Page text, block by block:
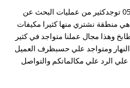
شراء اثاث مستعمل بالرياض 0500103738 توجدكثير من عمليات البحث عن
منطقة نشتري منها كثيرا مكيفات
وهذا مجال عملنا متواجد في كثير
ومتواجد علي حسبظرف العميل
الرد علي مكالماتكم والتواصل